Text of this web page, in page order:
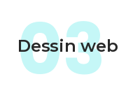
03
Dessin web